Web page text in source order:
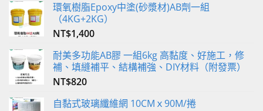
環氧樹脂Epoxy中塗(砂漿材)AB劑一組
（4KG+2KG）
NT$1,400
耐美多功能AB膠 一組6kg 高黏度、好施工，修
補、填縫補平、結構補強、DIY材料（附發票）
NT$820
自黏式玻璃纖維網 10CMｘ90M/捲